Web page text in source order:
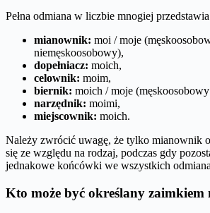
Pełna odmiana w liczbie mnogiej
mianownik: moi / moje
niemęskoosobowy),
dopełniacz: moich,
celownik: moim,
biernik: moich / moje
narzędnik: moimi,
miejscownik: moich.
Należy zwrócić uwagę, że tylko mianownik
się ze względu na rodzaj, podczas gdy
jednakowe końcówki we wszystkich
Kto może być określany zaimkiem